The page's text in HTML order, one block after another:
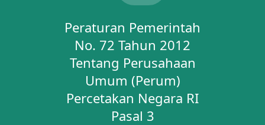
Peraturan Pemerintah
No. 72 Tahun 2012
Tentang Perusahaan
Umum (Perum)
Percetakan Negara RI
Pasal 3